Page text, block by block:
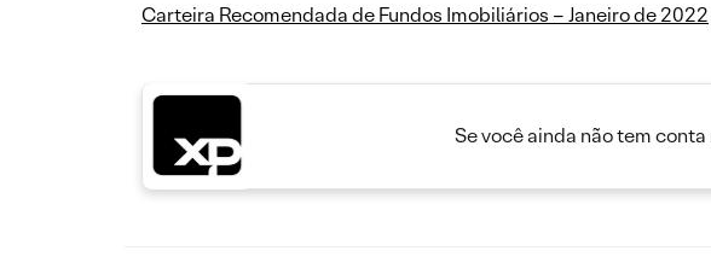
Carteira Recomendada de Fundos Imobiliários – Janeiro de 2022
Se você ainda não tem